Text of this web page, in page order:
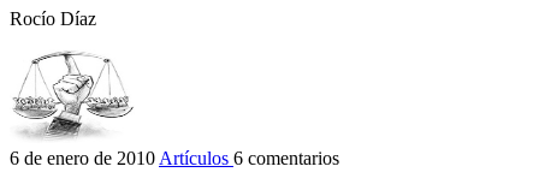
Rocío Díaz
6 de enero de 2010 Artículos 6 comentarios